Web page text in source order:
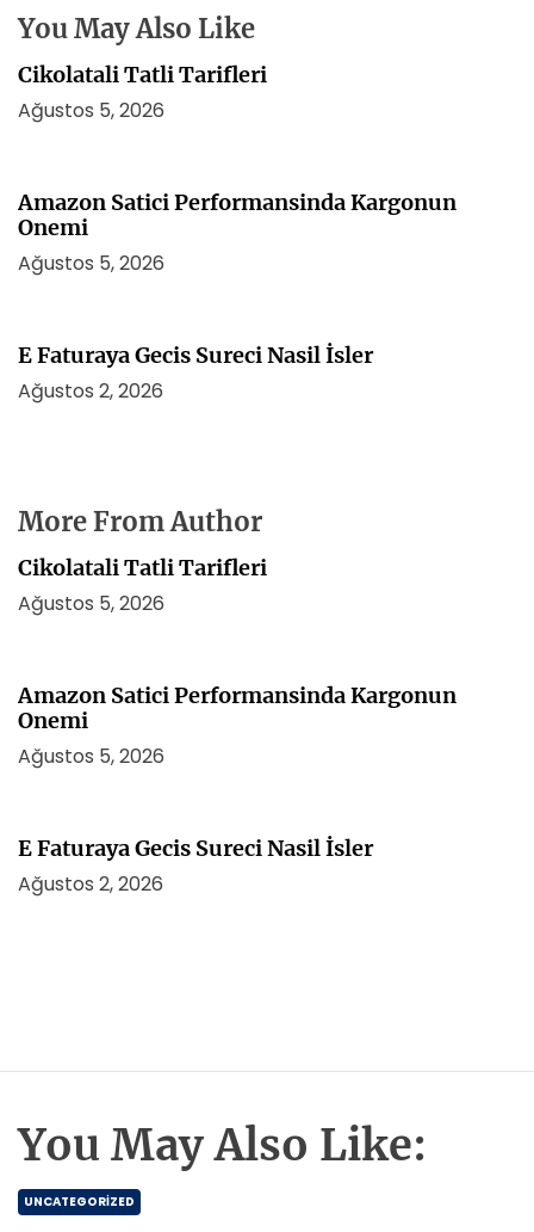
s
i
You May Also Like
Cikolatali Tatli Tarifleri
Ağustos 5, 2026
Amazon Satici Performansinda Kargonun
Onemi
Ağustos 5, 2026
E Faturaya Gecis Sureci Nasil İsler
Ağustos 2, 2026
More From Author
Cikolatali Tatli Tarifleri
Ağustos 5, 2026
Amazon Satici Performansinda Kargonun
Onemi
Ağustos 5, 2026
E Faturaya Gecis Sureci Nasil İsler
Ağustos 2, 2026
You May Also Like:
UNCATEGORIZED